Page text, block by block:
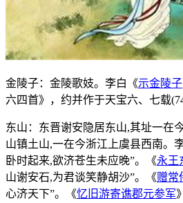
金陵子：金陵歌妓。李白《示金陵子
六四首》，约并作于天宝六、七载
东山：东晋谢安隐居东山,其址一在
山镇土山,一在今浙江上虞县西南。
卧时起来,欲济苍生未应晚”。《永王
山谢安石,为君谈笑静胡沙”。《赠常
心济天下”。《忆旧游寄谯郡元参军